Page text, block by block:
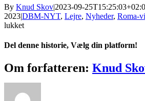
By Knud Skov|2023-09-
2023|DBM-NYT, Lejre, Nyheder, Roma-
lukkettil
for
romabørn
Del denne historie, Vælg din platform!
Facebook
X
Reddit
LinkedIn
Tumblr
Pinterest
Vk
E-
mail
Om forfatteren: Knud